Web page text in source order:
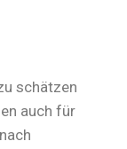
schätzen
auch für